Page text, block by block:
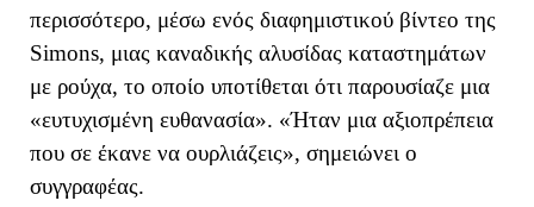
περισσότερο, μέσω ενός διαφημιστικού βίντεο της
Simons, μιας καναδικής αλυσίδας καταστημάτων
με ρούχα, το οποίο υποτίθεται ότι παρουσίαζε μια
«ευτυχισμένη ευθανασία». «Ήταν μια αξιοπρέπεια
που σε έκανε να ουρλιάζεις», σημειώνει ο
συγγραφέας.